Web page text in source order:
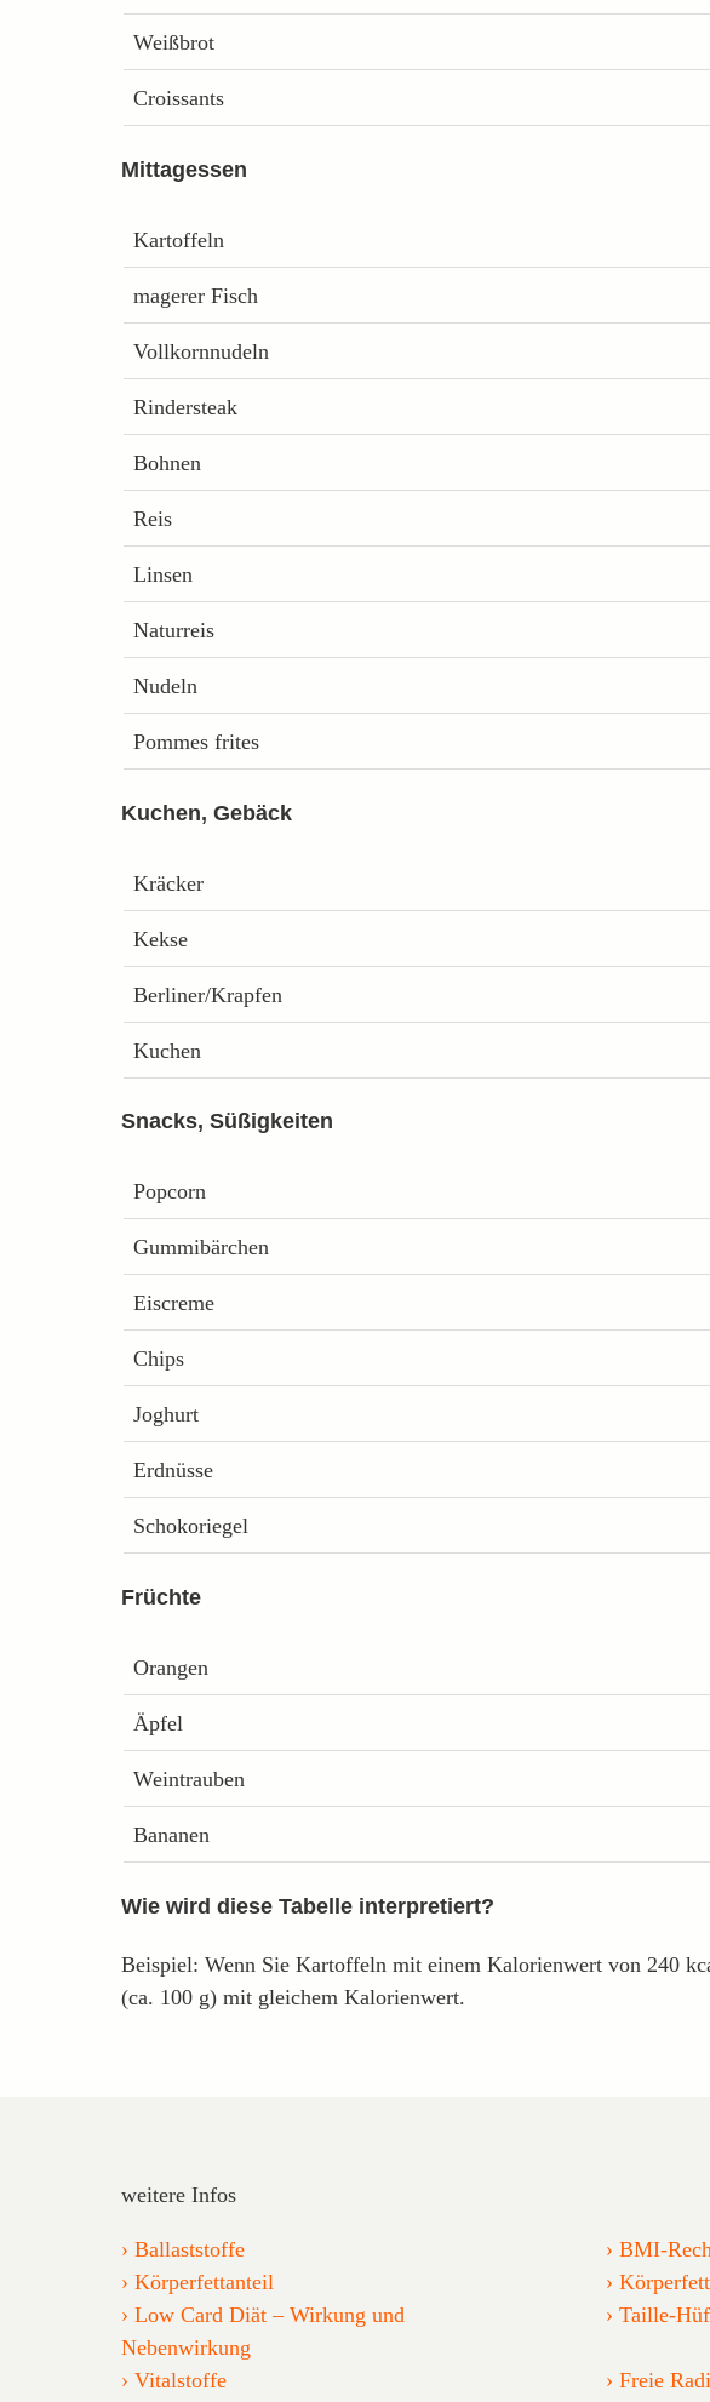
Weißbrot
Croissants
Mittagessen
Kartoffeln
magerer Fisch
Vollkornnudeln
Rindersteak
Bohnen
Reis
Linsen
Naturreis
Nudeln
Pommes frites
Kuchen, Gebäck
Kräcker
Kekse
Berliner/Krapfen
Kuchen
Snacks, Süßigkeiten
Popcorn
Gummibärchen
Eiscreme
Chips
Joghurt
Erdnüsse
Schokoriegel
Früchte
Orangen
Äpfel
Weintrauben
Bananen
Wie wird diese Tabelle interpretiert?
Beispiel: Wenn Sie Kartoffeln mit einem Kalorienwert von 240
(ca. 100 g) mit gleichem Kalorienwert.
weitere Infos
Ballaststoffe BMI-
Körperfettanteil
Low Card Diät – Wirkung und
Nebenwirkung
Taille-
Vitalstoffe Freie